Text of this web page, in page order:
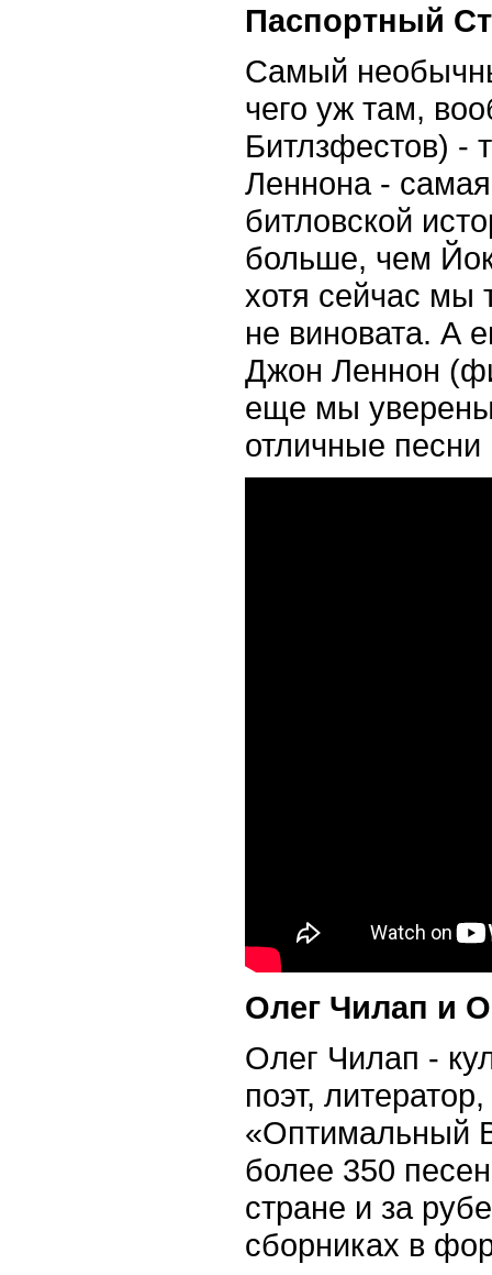
Паспортный
Самый
чего уж там,
Битлзфестов) -
Леннона -
битловской
больше, чем
хотя сейчас мы
не виновата. А
Джон Леннон
еще мы
отличные песни
Олег Чилап и
Олег Чилап -
поэт,
«Оптимальный
более 350
стране и за
сборниках в